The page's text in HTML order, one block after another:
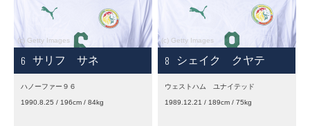
6 サリフ サネ
ハノーファー９６
1990.8.25 / 196cm / 84kg
8 シェイク クヤテ
ウェストハム ユナイテッド
1989.12.21 / 189cm / 75kg